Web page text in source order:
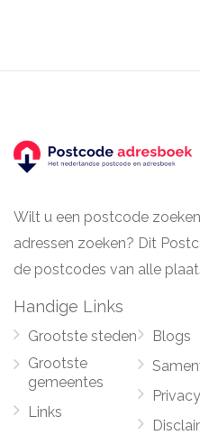
Wilt u een postcode
adressen zoeken? Dit
de postcodes van alle
Handige Links
Grootste steden
Grootste
gemeentes
Links
Blogs